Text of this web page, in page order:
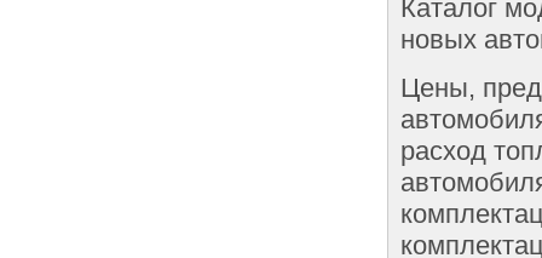
Каталог
новых
Цены,
расход